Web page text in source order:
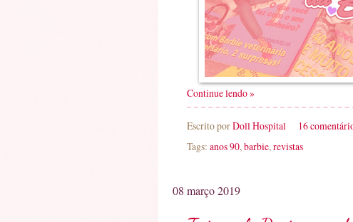
Continue lendo »
Escrito porDoll Hospital
16
Tags: anos 90,barbie,revistas
08 março 2019